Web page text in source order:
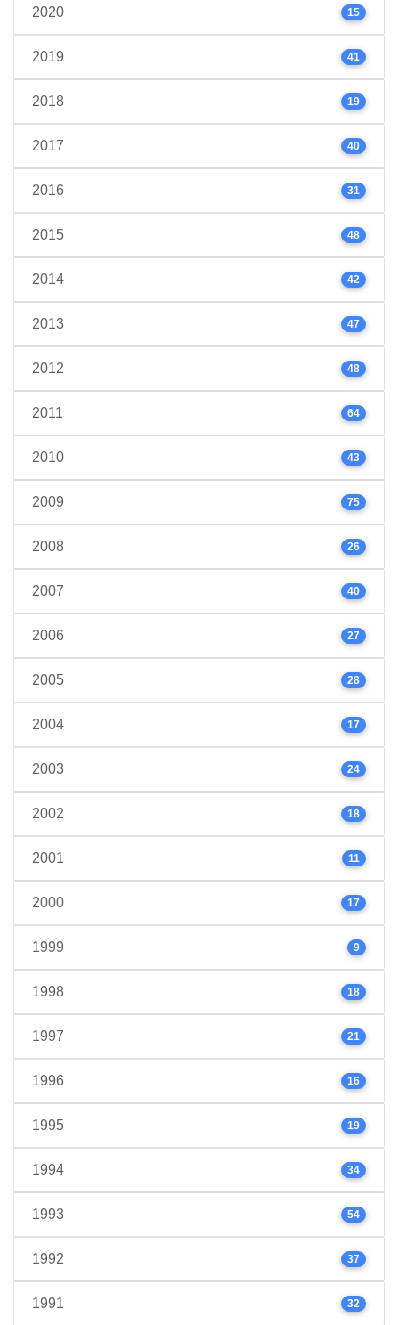
2020 15
2019 41
2018 19
2017 40
2016 31
2015 48
2014 42
2013 47
2012 48
2011 64
2010 43
2009 75
2008 26
2007 40
2006 27
2005 28
2004 17
2003 24
2002 18
2001 11
2000 17
1999 9
1998 18
1997 21
1996 16
1995 19
1994 34
1993 54
1992 37
1991 32